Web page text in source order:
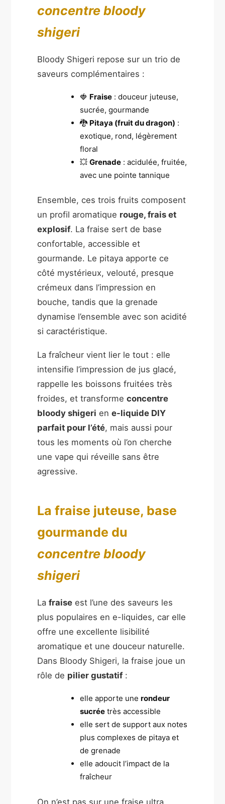
concentre bloody
shigeri
Bloody Shigeri repose sur un trio de
saveurs complémentaires :
🍓 Fraise : douceur juteuse,
sucrée, gourmande
🐉 Pitaya (fruit du dragon) :
exotique, rond, légèrement
floral
💥Grenade : acidulée, fruitée,
avec une pointe tannique
Ensemble, ces trois fruits composent
un profil aromatique rouge, frais et
explosif. La fraise sert de base
confortable, accessible et
gourmande. Le pitaya apporte ce
côté mystérieux, velouté, presque
crémeux dans l’impression en
bouche, tandis que la grenade
dynamise l’ensemble avec son acidité
si caractéristique.
La fraîcheur vient lier le tout : elle
intensifie l’impression de jus glacé,
rappelle les boissons fruitées très
froides, et transformeconcentre
bloody shigeri ene-liquide DIY
parfait pour l’été, mais aussi pour
tous les moments où l’on cherche
une vape qui réveille sans être
agressive.
La fraise juteuse, base
gourmande du
concentre bloody
shigeri
Lafraise est l’une des saveurs les
plus populaires en e-liquides, car elle
offre une excellente lisibilité
aromatique et une douceur naturelle.
Dans Bloody Shigeri, la fraise joue un
rôle de pilier gustatif:
elle apporte unerondeur
sucrée très accessible
elle sert de support aux notes
plus complexes de pitaya et
de grenade
elle adoucit l’impact de la
fraîcheur
On n’est pas sur une fraise ultra